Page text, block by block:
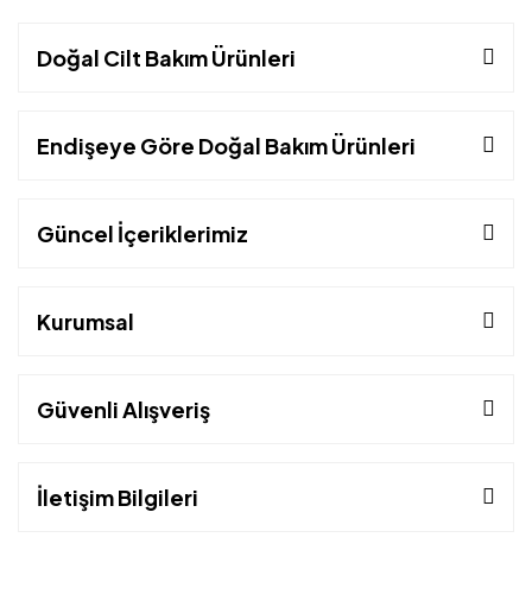
Doğal Cilt Bakım Ürünleri
Endişeye Göre Doğal Bakım Ürünleri
Güncel İçeriklerimiz
Kurumsal
Güvenli Alışveriş
İletişim Bilgileri